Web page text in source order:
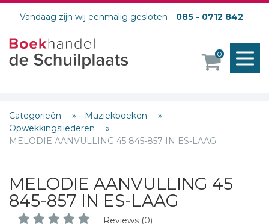
Vandaag zijn wij eenmalig gesloten 085 - 0712 842
0
Categorieën
Muziekboeken
Opwekkingsliederen
MELODIE AANVULLING 45 845-857 IN ES-LAAG
MELODIE AANVULLING 45
845-857 IN ES-LAAG
Reviews (0)
Schrijf hieronder je review!
Sterren